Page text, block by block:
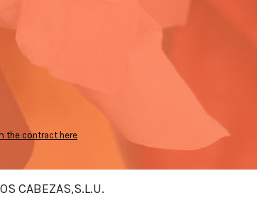
the contract here
CABEZAS,S.L.U.